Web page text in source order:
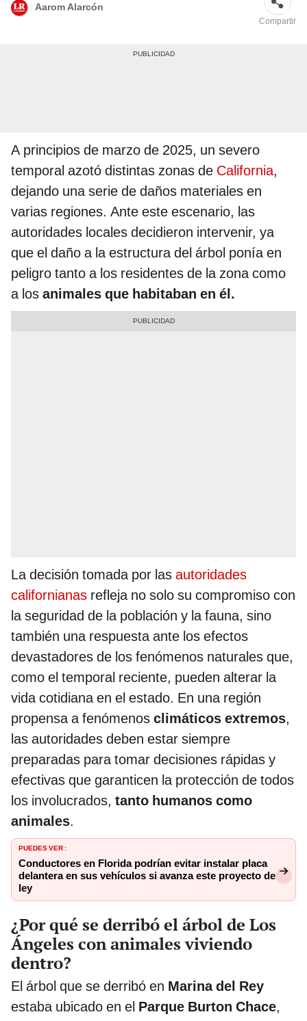
Aarom Alarcón
Compartir
A principios de marzo de 2025, un severo
temporal azotó distintas zonas de California,
dejando una serie de daños materiales en
varias regiones. Ante este escenario, las
autoridades locales decidieron intervenir, ya
que el daño a la estructura del árbol ponía en
peligro tanto a los residentes de la zona como
a los animales que habitaban en él.
La decisión tomada por las autoridades
californianas refleja no solo su compromiso con
la seguridad de la población y la fauna, sino
también una respuesta ante los efectos
devastadores de los fenómenos naturales que,
como el temporal reciente, pueden alterar la
vida cotidiana en el estado. En una región
propensa a fenómenos climáticos extremos,
las autoridades deben estar siempre
preparadas para tomar decisiones rápidas y
efectivas que garanticen la protección de todos
los involucrados, tanto humanos como
animales.
PUEDES VER :
Conductores en Florida podrían evitar instalar placa
delantera en sus vehículos si avanza este proyecto de
ley
¿Por qué se derribó el árbol de Los
Ángeles con animales viviendo
dentro?
El árbol que se derribó en Marina del Rey
estaba ubicado en el Parque Burton Chace,